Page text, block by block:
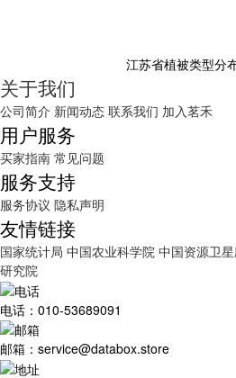
江苏省植被类型分
关于我们
公司简介 新闻动态 联系我们 加入茗禾
用户服务
买家指南 常见问题
服务支持
服务协议 隐私声明
友情链接
国家统计局 中国农业科学院 中国资源卫
研究院
电话：010-53689091
邮箱：service@databox.store